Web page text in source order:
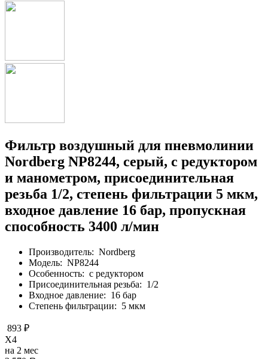
Фильтр воздушный для пневмолинии
Nordberg NP8244, серый, с редуктором
и манометром, присоединительная
резьба 1/2, степень фильтрации 5 мкм,
входное давление 16 бар, пропускная
способность 3400 л/мин
Производитель: Nordberg
Модель: NP8244
Особенность: с редуктором
Присоединительная резьба: 1/2
Входное давление: 16 бар
Степень фильтрации: 5 мкм
893 ₽
X4
на 2 мес